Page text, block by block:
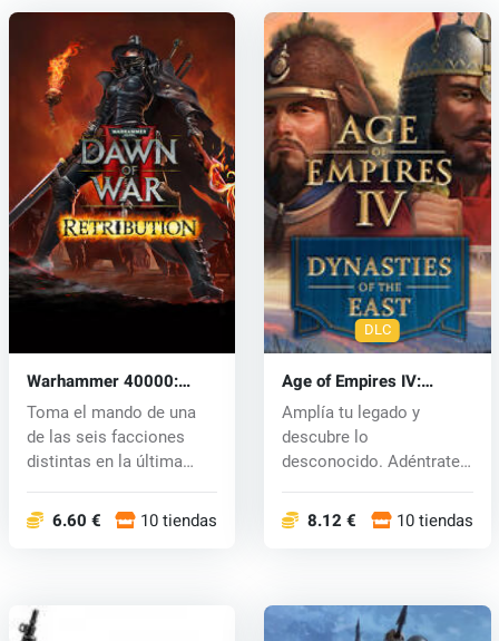
Warhammer 40000:
Dawn of War 2
Retribution (PC) CD key
Toma el mando de una
de las seis facciones
distintas en la última
6.60 € 10 tiendas
DLC
Age of Empires IV:
Dynasties of the East
(PC) key
Amplía tu legado y
descubre lo
desconocido. Adéntrate
8.12 € 10 tiendas